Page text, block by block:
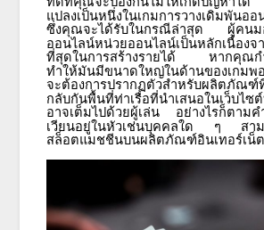
แปลงเป็นหนึ่งในเกมการวางเดิมพันอ
ซึ่งคุณจะได้รับในกรณีล่าสุด
ผู้คนม
ออนไลน์หน่วยออนไลน์เป็นหลักเนื่องจ
ที่สุดในการสร้างรายได้
หากคุณก
ทำให้มันมีขนาดใหญ่ในด้านของเกม
จะต้องการปรากฏตัวสำหรับผลิตภัณฑ์
กลับกันพื้นที่ท่าเรือที่นำเสนอในเว็บไซ
อาจเต็มไปด้วยผู้เล่น
อย่างไรก็ตาม
เวียนอยู่ในหัวเช่นบุคคลใด
ๆ
สา
สล็อตแมชชีนบนผลิตภัณฑ์อินเทอร์เน็